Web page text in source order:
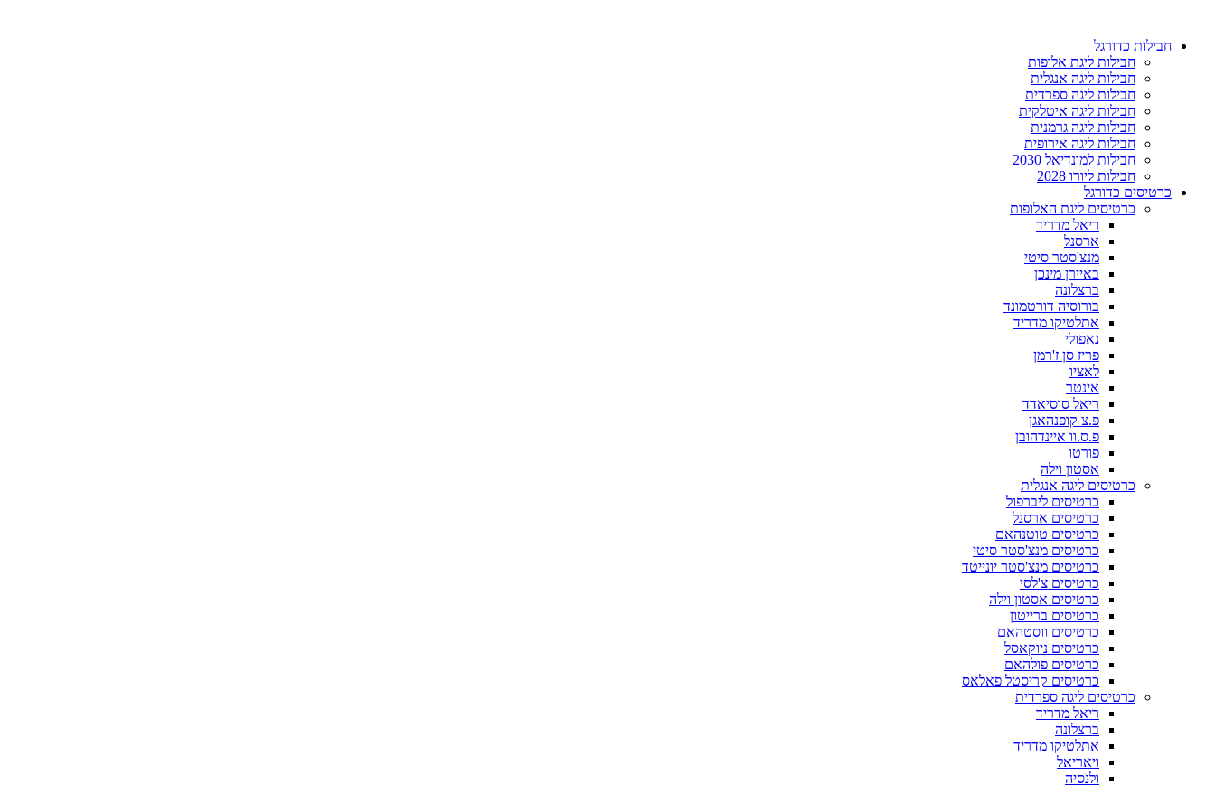
חבילות כדורגל
חבילות ליגת אלופות
חבילות ליגה אנגלית
חבילות ליגה ספרדית
חבילות ליגה איטלקית
חבילות ליגה גרמנית
חבילות ליגה אירופית
חבילות למונדיאל 2030
חבילות ליורו 2028
כרטיסים כדורגל
כרטיסים ליגת האלופות
ריאל מדריד
ארסנל
מנצ'סטר סיטי
באיירן מינכן
ברצלונה
בורוסיה דורטמונד
אתלטיקו מדריד
נאפולי
פריז סן ז'רמן
לאציו
אינטר
ריאל סוסיאדד
פ.צ קופנהאגן
פ.ס.וו איינדהובן
פורטו
אסטון וילה
כרטיסים ליגה אנגלית
כרטיסים ליברפול
כרטיסים ארסנל
כרטיסים טוטנהאם
כרטיסים מנצ'סטר סיטי
כרטיסים מנצ'סטר יונייטד
כרטיסים צ'לסי
כרטיסים אסטון וילה
כרטיסים ברייטון
כרטיסים ווסטהאם
כרטיסים ניוקאסל
כרטיסים פולהאם
כרטיסים קריסטל פאלאס
כרטיסים ליגה ספרדית
ריאל מדריד
ברצלונה
אתלטיקו מדריד
ויאריאל
ולנסיה